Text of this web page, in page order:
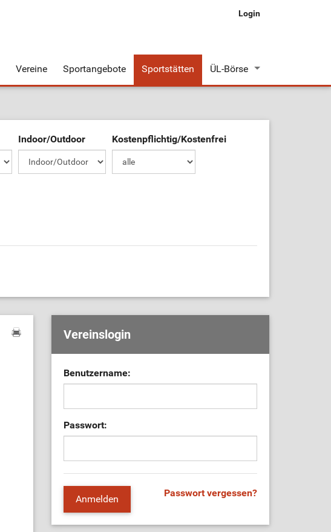
Login
Vereine Sportangebote Sportstätten ÜL-Börse
Indoor/Outdoor Kostenpflichtig/Kostenfrei
Vereinslogin
Benutzername:
Passwort:
Passwort vergessen?